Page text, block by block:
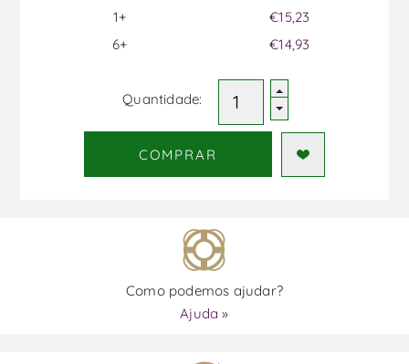
1+
6+
€15,23
€14,93
Quantidade:
COMPRAR
Como podemos ajudar?
Ajuda »